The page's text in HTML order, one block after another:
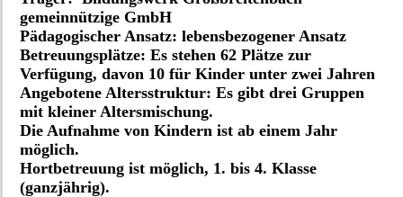
gemeinnützige GmbH
Pädagogischer Ansatz: lebensbezogener Ansatz
Betreuungsplätze: Es stehen 62 Plätze zur
Verfügung, davon 10 für Kinder unter zwei Jahren
Angebotene Altersstruktur: Es gibt drei Gruppen
mit kleiner Altersmischung.
Die Aufnahme von Kindern ist ab einem Jahr
möglich.
Hortbetreuung ist möglich, 1. bis 4. Klasse
(ganzjährig).